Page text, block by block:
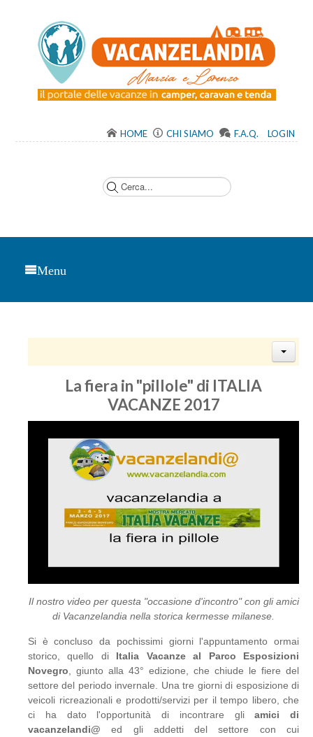
HOME CHI SIAMO F.A.Q. LOGIN
Menu
La fiera in "pillole" di ITALIA
VACANZE 2017
Il nostro video per questa "occasione d'incontro" con gli amici
di Vacanzelandia nella storica kermesse milanese.
Si è concluso da pochissimi giorni l'appuntamento ormai
storico, quello di Italia Vacanze al Parco Esposizioni
Novegro , giunto alla 43° edizione, che chiude le fiere del
settore del periodo invernale. Una tre giorni di esposizione di
veicoli ricreazionali e prodotti/servizi per il tempo libero, che
ci ha dato l'opportunità di incontrare gliamici di
vacanzelandi@ ed gli addetti del settore con cui